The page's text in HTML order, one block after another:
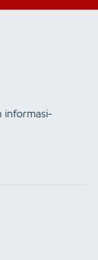
informasi-